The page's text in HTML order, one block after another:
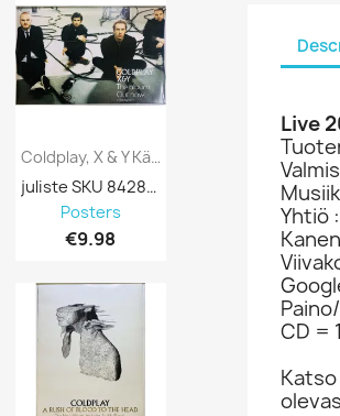
Coldplay, X & Y Käytetty Juliste...
juliste SKU 842818
Posters
€9.98
Live
Yhtiö
CD =